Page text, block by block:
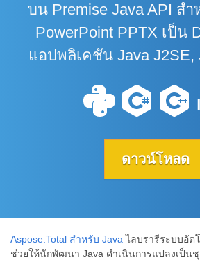
บน Premise Java API ส
PowerPoint PPTX เป็น
แอปพลิเคชัน Java J2SE,
ดาวน์โหลด
Aspose.Total สำหรับ Java ไลบรารีระบบอัต
ช่วยให้นักพัฒนา Java ดำเนินการแปลงเป็นชุ